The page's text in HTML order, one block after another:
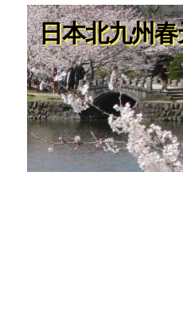
日本北九州